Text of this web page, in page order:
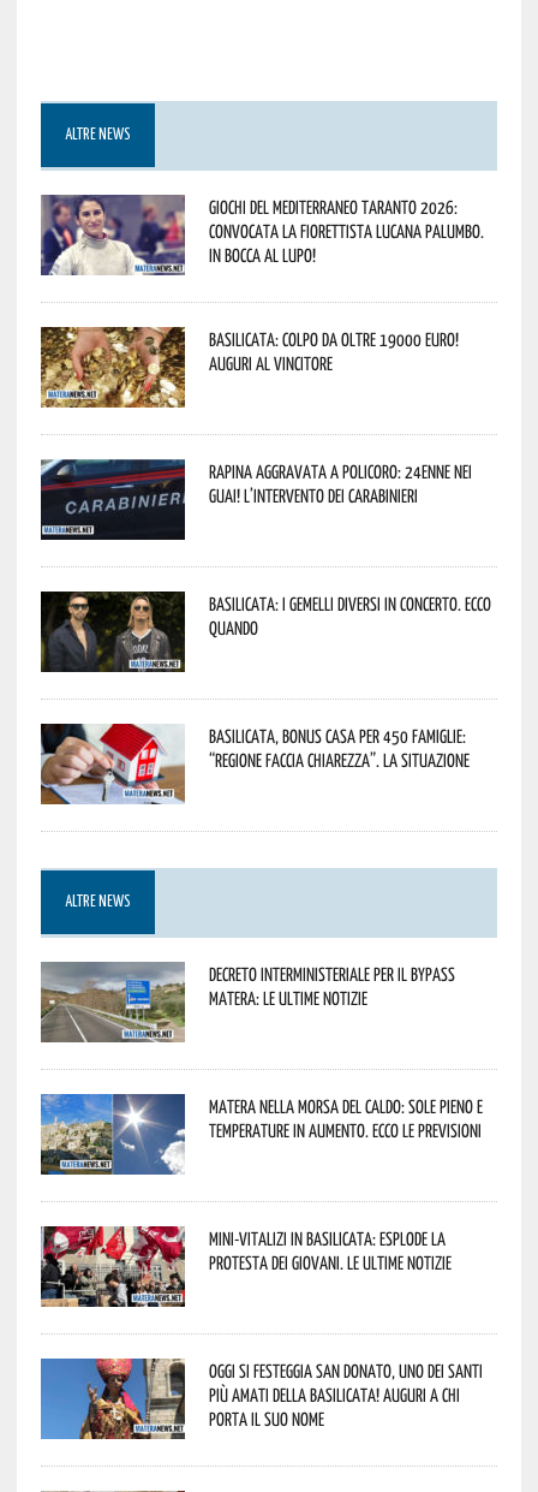
ALTRE NEWS
Giochi del Mediterraneo Taranto 2026:
convocata la fiorettista lucana Palumbo.
In bocca al lupo!
Basilicata: colpo da oltre 19000 Euro!
Auguri al vincitore
Rapina aggravata a Policoro: 24enne nei
guai! L’intervento dei Carabinieri
Basilicata: i Gemelli DiVersi in concerto. Ecco
quando
Basilicata, Bonus casa per 450 famiglie:
“Regione faccia chiarezza”. La situazione
ALTRE NEWS
Decreto interministeriale per il Bypass
Matera: le ultime notizie
Matera nella morsa del caldo: sole pieno e
temperature in aumento. Ecco le previsioni
Mini-vitalizi in Basilicata: esplode la
protesta dei giovani. Le ultime notizie
Oggi si festeggia San Donato, uno dei Santi
più amati della Basilicata! Auguri a chi
porta il suo nome